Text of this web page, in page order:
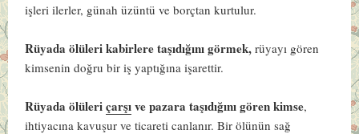
işleri ilerler, günah üzüntü ve borçtan kurtulur.
Rüyada ölüleri kabirlere taşıdığını görmek,rüyayı gören
kimsenin doğru bir iş yaptığına işarettir.
Rüyada ölüleriçarşıve pazara taşıdığını gören kimse,
ihtiyacına kavuşur ve ticareti canlanır. Bir ölünün sağ